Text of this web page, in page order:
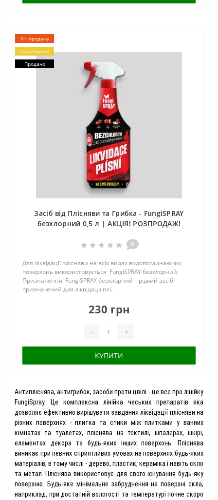
Хіт продажу
Популярний
Продано
Засіб від Плісняви та Грибка - FungiSPRAY
безхлорний 0,5 л | АКЦІЯ! РОЗПРОДАЖ!
0
Для ліквідації плісняви на всіх видах водопоглинаючих
поверхонь використовується FungiSPRAY безхлорний.
Призначення: FungiSPRAY безхлорний – рідкий засіб
призначений для ліквідації плі..
230 грн
- +
КУПИТИ
Антипліснява, антигрибок, засоби проти цвілі - це все про лінійку
FungiSpray. Це комплексна лінійка чеських препаратів яка
дозволяє ефективно вирішувати завдання ліквідації плісняви на
різних поверхнях - плитка та стики між плитками у ванних
кімнатах та туалетах, пліснява на тектилі, шпалерах, шкірі,
елементах декора та будь-яких інших поверхонь. Пліснява
виникає при певних сприятливих умовах на поверхнях будь-яких
матеріалів, в тому числі - дерево, пластик, кераміка і навіть скло
та метал. Пліснява використовує для свого існування будь-яку
поверхню. Будь-яке мінімальне забруднення на поверхні скла,
наприклад, при достатній вологості та температурі почне скоро